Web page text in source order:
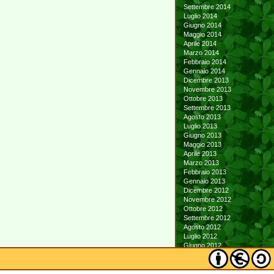
Settembre 2014
Luglio 2014
Giugno 2014
Maggio 2014
Aprile 2014
Marzo 2014
Febbraio 2014
Gennaio 2014
Dicembre 2013
Novembre 2013
Ottobre 2013
Settembre 2013
Agosto 2013
Luglio 2013
Giugno 2013
Maggio 2013
Aprile 2013
Marzo 2013
Febbraio 2013
Gennaio 2013
Dicembre 2012
Novembre 2012
Ottobre 2012
Settembre 2012
Agosto 2012
Luglio 2012
Giugno 2012
Maggio 2012
Aprile 2012